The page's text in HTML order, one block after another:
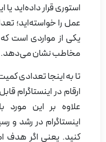
استوری قرار داده‌اید
عمل را خواسته‌اید؛
یکی از مواردی است
مخاطب نشان می‌دهد.
تا به اینجا تعدادی
ارقام در اینستاگرام
علاوه بر این مورد
اینستاگرام در رشد
کنید. یعنی اگر هدف